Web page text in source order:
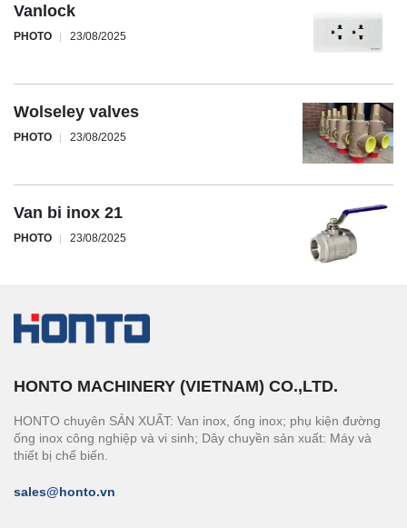
Vanlock
PHOTO 23/08/2025
Wolseley valves
PHOTO 23/08/2025
Van bi inox 21
PHOTO 23/08/2025
HONTO MACHINERY (VIETNAM) CO.,LTD.
HONTO chuyên SẢN XUẤT: Van inox, ống inox; phụ kiện đường
ống inox công nghiệp và vi sinh; Dây chuyền sản xuất: Máy và
thiết bị chế biến.
sales@honto.vn